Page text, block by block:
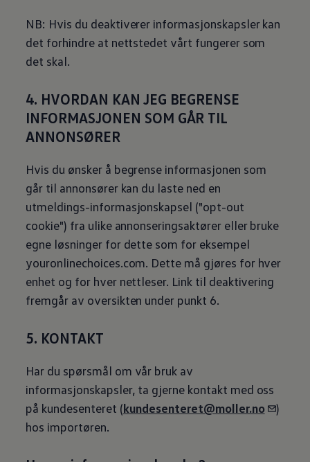
NB: Hvis du deaktiverer informasjonskapsler kan
det forhindre at nettstedet vårt fungerer som
det skal.
4. HVORDAN KAN JEG BEGRENSE
INFORMASJONEN SOM GÅR TIL
ANNONSØRER
Hvis du ønsker å begrense informasjonen som
går til annonsører kan du laste ned en
utmeldings-informasjonskapsel ("opt-out
cookie") fra ulike annonseringsaktører eller bruke
egne løsninger for dette som for eksempel
youronlinechoices.com. Dette må gjøres for hver
enhet og for hver nettleser. Link til deaktivering
fremgår av oversikten under punkt 6.
5. KONTAKT
Har du spørsmål om vår bruk av
informasjonskapsler, ta gjerne kontakt med oss
på kundesenteret (kundesenteret@moller.no
)
hos importøren.